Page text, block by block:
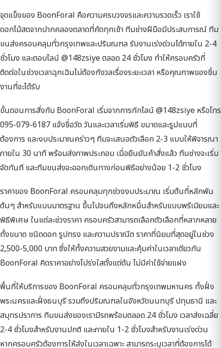
จุดแข็งของ BoonForal คือความครบวงจรและความรวดเร็ว เราใช้
ดอกไม้สดจากปากคลองตลาดที่คัดทุกเช้า ทีมช่างฝีมือมีประสบการณ์ ทีม
ขนส่งครอบคลุมทั่วกรุงเทพและปริมณฑล รับงานเร่งด่วนได้ภายใน 2-4
ชั่วโมง และตอบไลน์ @148zsiye ตลอด 24 ชั่วโมง ทำให้ครอบครัวที่
ติดต่อในช่วงเวลาฉุกเฉินไม่ต้องกังวลเรื่องระยะเวลา หรือคุณภาพของชิ้น
งานที่จะได้รับ
ขั้นตอนการสั่งกับ BoonForal เริ่มจากการทักไลน์ @148zsiye หรือโทร
095-079-6187 แจ้งชื่อวัด วันและเวลาเริ่มพิธี ขนาดและรูปแบบที่
ต้องการ และงบประมาณคร่าวๆ ทีมจะเสนอตัวเลือก 2-3 แบบให้พิจารณา
ภายใน 30 นาที พร้อมส่งภาพประกอบ เมื่อยืนยันคำสั่งแล้ว ทีมช่างจะเริ่ม
จัดทันที และทีมขนส่งจะออกเดินทางก่อนพิธีอย่างน้อย 1-2 ชั่วโมง
ราคาของ BoonForal ครอบคลุมทุกช่วงงบประมาณ เริ่มต้นที่หลักพัน
ต้นๆ สำหรับแบบมาตรฐาน ขึ้นไปจนถึงหลักหมื่นสำหรับแบบพรีเมียมและ
พิธีพิเศษ ในแต่ละช่วงราคา ครอบครัวสามารถเลือกตัวเลือกที่หลากหลาย
ทั้งขนาด ชนิดดอก รูปทรง และความปราณีต ราคาที่นิยมที่สุดอยู่ในช่วง
2,500-5,000 บาท ซึ่งให้ทั้งความสวยงามและคุ้มค่าในเวลาเดียวกัน
BoonForal คิดราคาอย่างโปร่งใสตั้งแต่ต้น ไม่มีค่าใช้จ่ายแฝง
พื้นที่ให้บริการของ BoonForal ครอบคลุมทั่วกรุงเทพมหานคร ทั้งฝั่ง
พระนครและฝั่งธนบุรี รวมถึงปริมณฑลในจังหวัดนนทบุรี ปทุมธานี และ
สมุทรปราการ ทีมขนส่งของเรามีรถพร้อมตลอด 24 ชั่วโมง เวลาส่งเฉลี่ย
2-4 ชั่วโมงสำหรับงานปกติ และภายใน 1-2 ชั่วโมงสำหรับงานเร่งด่วน
หากครอบครัวต้องการให้ส่งในเวลาเฉพาะ สามารถระบุเวลาที่ต้องการได้